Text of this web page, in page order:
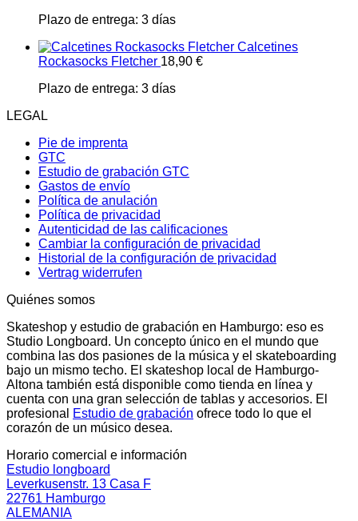
Plazo de entrega: 3 días
Calcetines
Rockasocks Fletcher 18,90 €
Plazo de entrega: 3 días
LEGAL
Pie de imprenta
GTC
Estudio de grabación GTC
Gastos de envío
Política de anulación
Política de privacidad
Autenticidad de las calificaciones
Cambiar la configuración de privacidad
Historial de la configuración de privacidad
Vertrag widerrufen
Quiénes somos
Skateshop y estudio de grabación en Hamburgo: eso es
Studio Longboard. Un concepto único en el mundo que
combina las dos pasiones de la música y el skateboarding
bajo un mismo techo. El skateshop local de Hamburgo-
Altona también está disponible como tienda en línea y
cuenta con una gran selección de tablas y accesorios. El
profesional
Estudio de grabación ofrece todo lo que el
corazón de un músico desea.
Horario comercial e información
Estudio longboard
Leverkusenstr. 13 Casa F
22761 Hamburgo
ALEMANIA